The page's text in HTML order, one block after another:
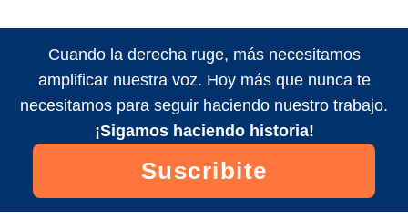
Cuando la derecha ruge, más necesitamos
amplificar nuestra voz. Hoy más que nunca te
necesitamos para seguir haciendo nuestro trabajo.
¡Sigamos haciendo historia!
Suscribite